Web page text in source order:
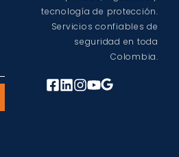
tecnología de protección.
Servicios confiables de
seguridad en toda
Colombia.